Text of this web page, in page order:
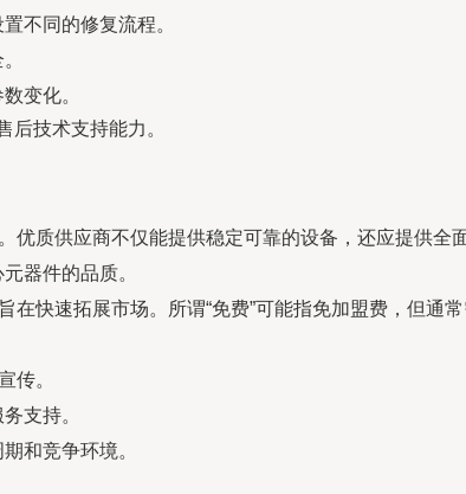
不同的修复流程。
变化。
技术支持能力。
优质供应商不仅能提供稳定可靠的设备，还应提供
器件的品质。
在快速拓展市场。所谓“免费”可能指免加盟费，但通
传。
支持。
和竞争环境。